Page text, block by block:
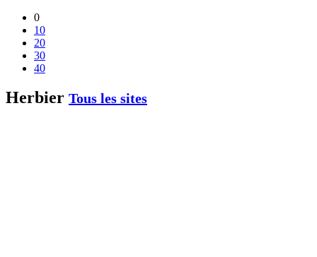
0
10
20
30
40
Herbier Tous les sites